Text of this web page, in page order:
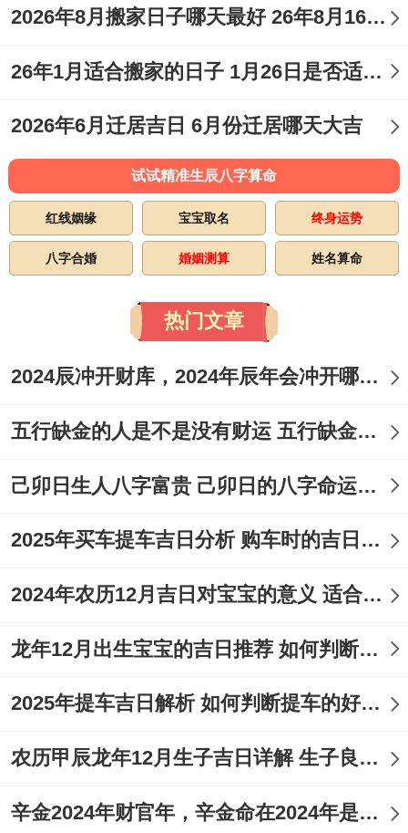
动土仪式。
农历六月十五（阳历2026年7月9日）星期四
黄历宜忌:宜动土、修造、纳财；忌诉讼、出
行.
日子特征:适逢望日、月圆之气帮助工程圆
满,财务支出明晰，不易超支！
注意事项:冲蛇煞西属蛇人士不宜在场...
:卯时（上午5点至7点）开工,汲取
日出之精华。
二
黄历宜忌:宜动土、修造、移徙；忌安葬、作
畅、少有拖延;家人健康不受作用?!
注意事项 ：冲狗煞南，属狗者需回避。
时辰建议:巳时（上午9点至11点）为吉时举
2026年8月搬家日子哪天最好 26年8月16号搬家好吗
26年1月适合搬家的日子 1月26日是否适合搬家
2026年6月迁居吉日 6月份迁居哪天大吉
试试精准生辰八字算命
红线姻缘 宝宝取名 终身运势
八字合婚 婚姻测算 姓名算命
热门文章
2024辰冲开财库，2024年辰年会冲开哪些人的财库
五行缺金的人是不是没有财运 五行缺金的人命运好不好
己卯日生人八字富贵 己卯日的八字命运如何
2025年买车提车吉日分析 购车时的吉日与禁忌
2024年农历12月吉日对宝宝的意义 适合龙年宝宝出生的日子有哪些
龙年12月出生宝宝的吉日推荐 如何判断吉日是否适合宝宝
2025年提车吉日解析 如何判断提车的好日子
农历甲辰龙年12月生子吉日详解 生子良辰的影响因素
辛金2024年财官年，辛金命在2024年是财官年还是财印年